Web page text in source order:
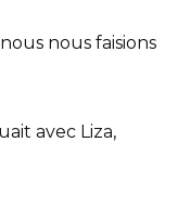
nous faisions
avec Liza,